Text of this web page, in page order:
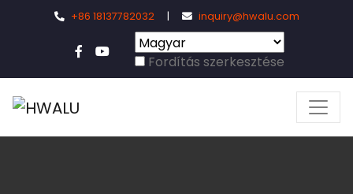
+86 18137782032 | inquiry@hwalu.com
Fordítás szerkesztése